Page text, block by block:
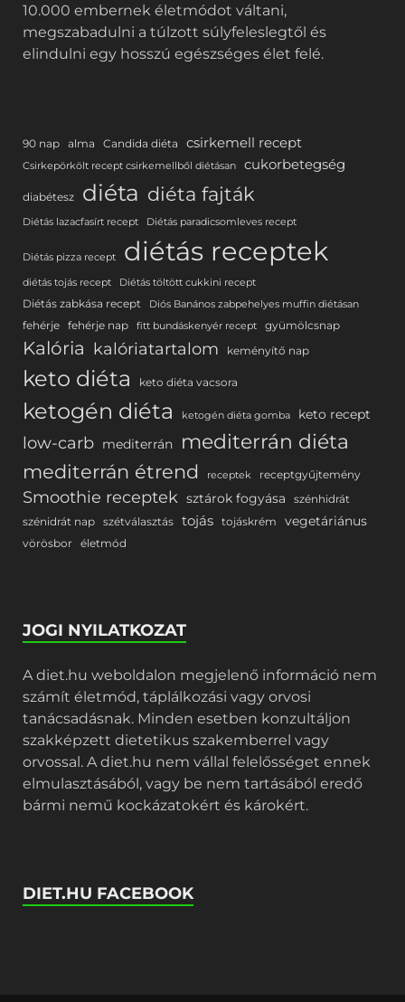
10.000 embernek életmódot váltani,
megszabadulni a túlzott súlyfeleslegtől és
elindulni egy hosszú egészséges élet felé.
90 nap alma Candida diéta csirkemell recept
Csirkepörkölt recept csirkemellből diétásan cukorbetegség
diabétesz diéta diéta fajták
Diétás lazacfasírt recept Diétás paradicsomleves recept
Diétás pizza recept diétás receptek
diétás tojás recept Diétás töltött cukkini recept
Diétás zabkása recept Diós Banános zabpehelyes muffin diétásan
fehérje fehérje nap fitt bundáskenyér recept gyümölcsnap
Kalória kalóriatartalom keményítő nap
keto diéta keto diéta vacsora
ketogén diéta ketogén diéta gomba keto recept
low-carb mediterrán mediterrán diéta
mediterrán étrend receptek receptgyűjtemény
Smoothie receptek sztárok fogyása
szénhidrát
szénidrát nap szétválasztás tojás tojáskrém vegetáriánus
vörösbor életmód
JOGI NYILATKOZAT
A diet.hu weboldalon megjelenő információ nem
számít életmód, táplálkozási vagy orvosi
tanácsadásnak. Minden esetben konzultáljon
szakképzett dietetikus szakemberrel vagy
orvossal. A diet.hu nem vállal felelősséget ennek
elmulasztásából, vagy be nem tartásából eredő
bármi nemű kockázatokért és károkért.
DIET.HU FACEBOOK